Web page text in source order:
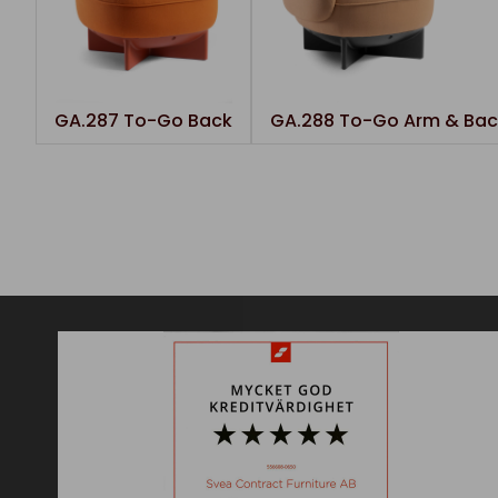
GA.287 To-Go Back GA.288 To-Go Arm &